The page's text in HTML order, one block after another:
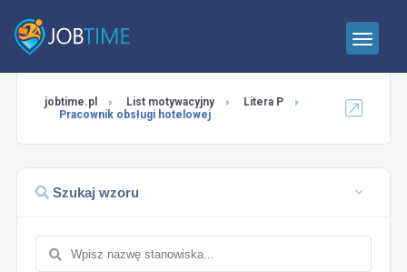
jobtime.pl List motywacyjny
Litera P
Pracownik obsługi hotelowej
Szukaj wzoru